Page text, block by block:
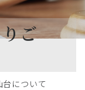
ご
台について